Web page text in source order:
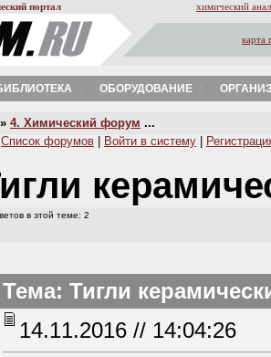
портал химический
карта
ОБОРУДОВАНИЕ
» 4. Химический форум ...
Список форумов Войти в систему
в этой теме: 2
Тема: Тигли
14.11.2016 // 14:04:26